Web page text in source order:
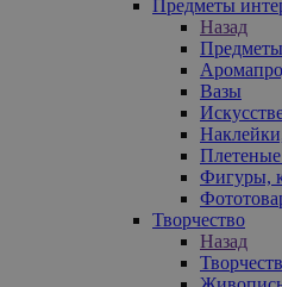
Предметы
Назад
Предметы
Вазы
Плетеные
Фигуры,
Творчество
Назад